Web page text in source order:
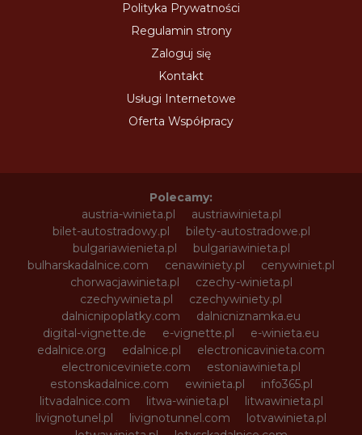
Polityka Prywatności
Regulamin strony
Zaloguj się
Kontakt
Usługi Internetowe
Oferta Współpracy
Polecamy:
austria-winieta.pl
austriawinieta.pl
bilet-autostradowy.pl
bilety-autostradowe.pl
bulgariawienieta.pl
bulgariawinieta.pl
bulharskadalnice.com
cenawiniety.pl
cenywiniet.pl
chorwacjawinieta.pl
czechy-winieta.pl
czechywinieta.pl
czechywiniety.pl
dalnicnipoplatky.com
dalnicniznamka.eu
digital-vignette.de
e-vignette.pl
e-winieta.eu
edalnice.org
edalnice.pl
electronicavinieta.com
electroniceviniete.com
estoniawinieta.pl
estonskadalnice.com
ewinieta.pl
info365.pl
litvadalnice.com
litwa-winieta.pl
litwawinieta.pl
livignotunel.pl
livignotunnel.com
lotvawinieta.pl